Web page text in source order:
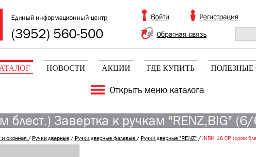
Единый информационный центр
(3952) 560-500
Войти
Регистрация
Обратная связь
НОВОСТИ АКЦИИ ГДЕ КУПИТЬ ПОЛЕЗНЫЕ
Открыть меню каталога
блест.) Завертка к ручкам "RENZ,BIG"
и оконная/ Ручки дверные/ Ручки дверные фалевые/ Ручки дверные "RENZ"/ INBK 16 CP (хром